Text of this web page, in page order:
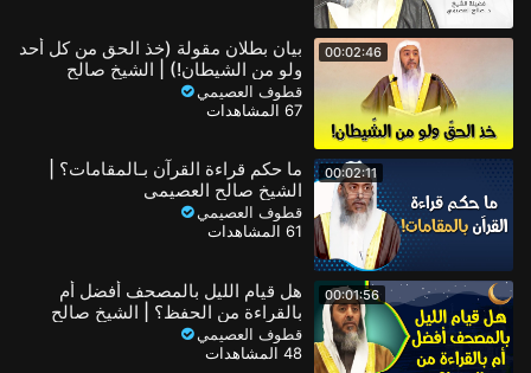
00:02:46
بيان بطلان مقولة (خذ الحق من كل أحد
ولو من الشيطان!) | الشيخ صالح
العصيمي
قطوف العصيمي
67 المشاهدات
00:02:11
ما حكم قراءة القرآن بـالمقامات؟ |
الشيخ صالح العصيمي
قطوف العصيمي
61 المشاهدات
00:01:56
هل قيام الليل بالمصحف أفضل أم
بالقراءة من الحفظ؟ | الشيخ صالح
العصيمي
قطوف العصيمي
48 المشاهدات